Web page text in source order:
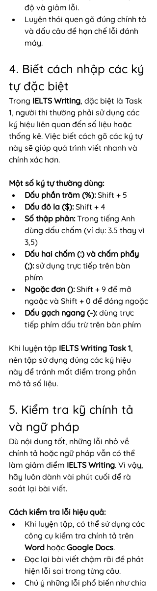
độ và giảm lỗi.
Luyện thói quen gõ đúng chính tả
và dấu câu để hạn chế lỗi đánh
máy.
4. Biết cách nhập các ký
tự đặc biệt
Trong IELTS Writing, đặc biệt là Task
1, người thi thường phải sử dụng các
ký hiệu liên quan đến số liệu hoặc
thống kê. Việc biết cách gõ các ký tự
này sẽ giúp quá trình viết nhanh và
chính xác hơn.
Một số ký tự thường dùng:
Dấu phần trăm (%): Shift + 5
Dấu đô la ($): Shift + 4
Số thập phân: Trong tiếng Anh
dùng dấu chấm (ví dụ: 3.5 thay vì
3,5)
Dấu hai chấm (:) và chấm phẩy
(;): sử dụng trực tiếp trên bàn
phím
Ngoặc đơn (): Shift + 9 để mở
ngoặc và Shift + 0 để đóng ngoặc
Dấu gạch ngang (-): dùng trực
tiếp phím dấu trừ trên bàn phím
Khi luyện tập IELTS Writing Task 1,
nên tập sử dụng đúng các ký hiệu
này để tránh mất điểm trong phần
mô tả số liệu.
5. Kiểm tra kỹ chính tả
và ngữ pháp
Dù nội dung tốt, những lỗi nhỏ về
chính tả hoặc ngữ pháp vẫn có thể
làm giảm điểm IELTS Writing. Vì vậy,
hãy luôn dành vài phút cuối để rà
soát lại bài viết.
Cách kiểm tra lỗi hiệu quả:
Khi luyện tập, có thể sử dụng các
công cụ kiểm tra chính tả trên
Word hoặc Google Docs.
Đọc lại bài viết chậm rãi để phát
hiện lỗi sai trong từng câu.
Chú ý những lỗi phổ biến như chia